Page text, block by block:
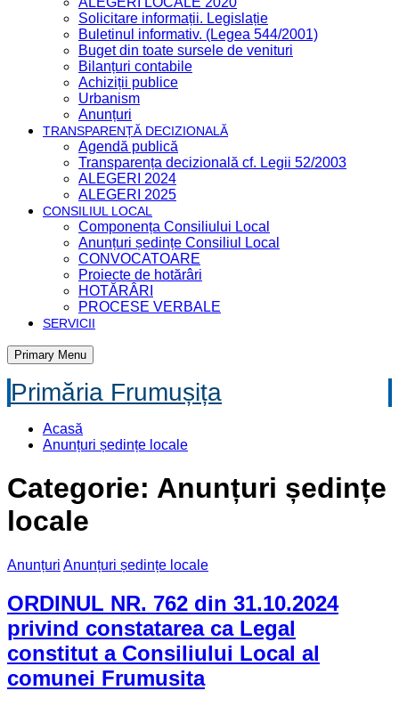
Solicitare informații. Legislație
Buletinul informativ. (Legea 544/2001)
Buget din toate sursele de venituri
Bilanțuri contabile
Achiziții publice
Urbanism
Anunțuri
TRANSPARENȚĂ DECIZIONALĂ
Agendă publică
Transparența decizională cf. Legii 52/2003
ALEGERI 2024
ALEGERI 2025
CONSILIUL LOCAL
Componența Consiliului Local
Anunțuri ședințe Consiliul Local
CONVOCATOARE
Proiecte de hotărâri
HOTĂRÂRI
PROCESE VERBALE
SERVICII
Primary Menu
Primăria Frumușița
Acasă
Anunțuri ședințe locale
Categorie: Anunțuri ședințe
locale
Anunțuri Anunțuri ședințe locale
ORDINUL NR. 762 din 31.10.2024
privind constatarea ca Legal
constitut a Consiliului Local al
comunei Frumusita